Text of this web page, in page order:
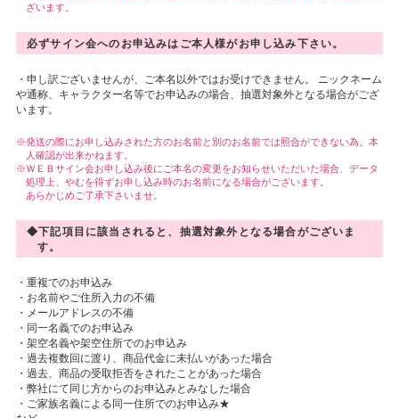
ざいます。
必ずサイン会へのお申込みはご本人様がお申し込み下さい。
・申し訳ございませんが、ご本名以外ではお受けできません。 ニックネーム
や通称、キャラクター名等でお申込みの場合、抽選対象外となる場合がござ
います。
発送の際にお申し込みされた方のお名前と別のお名前では照合ができない為、本
人確認が出来かねます。
ＷＥＢサイン会お申し込み後にご本名の変更をお知らせいただいた場合、データ
処理上、やむを得ずお申し込み時のお名前になる場合がございます。
あらかじめご了承下さいませ。
◆下記項目に該当されると、抽選対象外となる場合がございま
す。
・重複でのお申込み
・お名前やご住所入力の不備
・メールアドレスの不備
・同一名義でのお申込み
・架空名義や架空住所でのお申込み
・過去複数回に渡り、商品代金に未払いがあった場合
・過去、商品の受取拒否をされたことがあった場合
・弊社にて同じ方からのお申込みとみなした場合
・ご家族名義による同一住所でのお申込み★